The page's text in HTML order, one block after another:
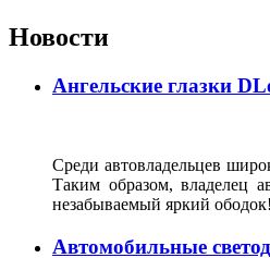
Новости
Ангельские глазки
Среди автовладельцев
Таким образом, владелец
незабываемый яркий
Автомобильные